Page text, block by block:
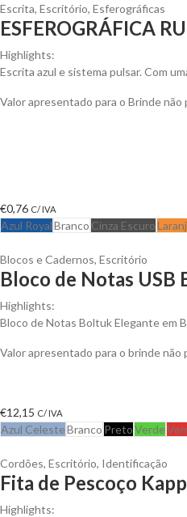
Escrita, Escritório, Esferográficas
ESFEROGRÁFICA
Highlights:
Escrita azul e sistema pulsar. Com
Valor apresentado para o Brinde
€0,76 C/ IVA
Azul RoyalBranco Cinza Escuro
Blocos e Cadernos, Escritório
Bloco de Notas
Highlights:
Bloco de Notas Boltuk Elegante em
Valor apresentado para o brinde
€12,15 C/ IVA
Azul CelesteBranco PretoVerde
Cordões, Escritório, Identificação
Fita de Pescoço
Highlights: